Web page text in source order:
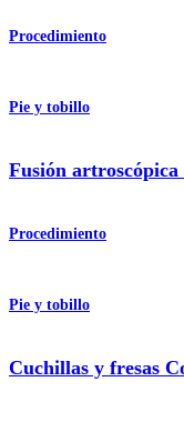
Procedimiento
Pie y tobillo
Fusión
Procedimiento
Pie y tobillo
Cuchillas y fresas